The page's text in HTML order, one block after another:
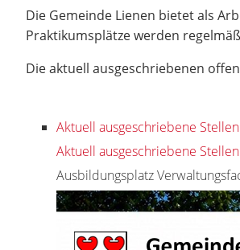
Die Gemeinde Lienen bietet als
Praktikumsplätze werden
Die aktuell ausgeschriebenen
Aktuell ausgeschriebene Stellen
Aktuell ausgeschriebene Stellen
Ausbildungsplatz